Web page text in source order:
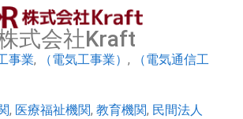
式会社Kraft
事業, （電気工事業） ,
（電気通信工
, 医療福祉機関, 教育機関, 民間法人